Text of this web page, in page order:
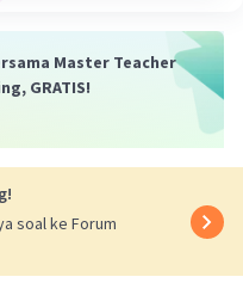
Master Teacher
GRATIS!
soal ke Forum